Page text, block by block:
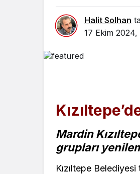
Halit Solhan
17 Ekim 2024,
Mardin
grupları
Kızıltepe